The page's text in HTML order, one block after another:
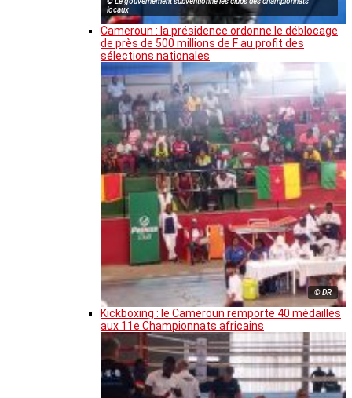
locaux
Cameroun : la présidence ordonne le déblocage
de près de 500 millions de F au profit des
sélections nationales
© DR
Kickboxing : le Cameroun remporte 40 médailles
aux 11e Championnats africains